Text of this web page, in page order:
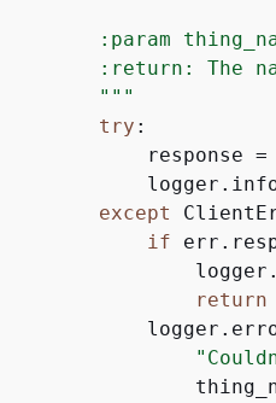
:param
:return: The
        """
try :
response
except
if
return